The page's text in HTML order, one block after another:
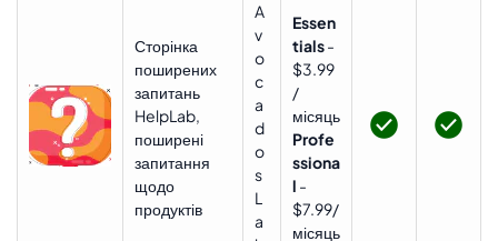
Сторінка
поширених
запитань
HelpLab,
поширені
запитання
щодо
продуктів
A
v
o
c
a
d
o
s
L
a
Essen
tials-
$3.99
/
місяць
Profe
ssiona
l -
$7.99/
місяць